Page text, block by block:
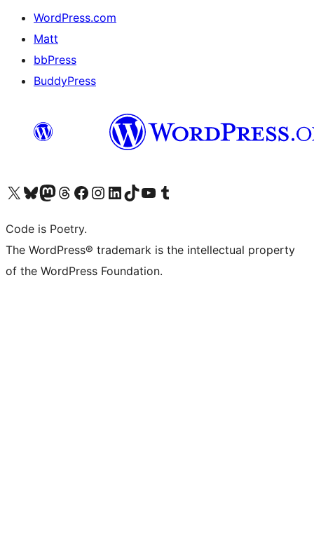
WordPress.com
Matt
bbPress
BuddyPress
Navštivte náš účet na X (dříve Twitter)
Navštivte náš Bluesky účetNavštivte náš účet Mastodon
Navštivte náš Threads účetNavštivte naši stránku na Facebooku
Navštivte náš Instagram účetNavštivte náš LinkedIn účetNavštivte náš TikTok účetNavštivte náš YouTube kanálNavštivte náš Tumblr účet
Code is Poetry.
The WordPress® trademark is the intellectual property
of the WordPress Foundation.